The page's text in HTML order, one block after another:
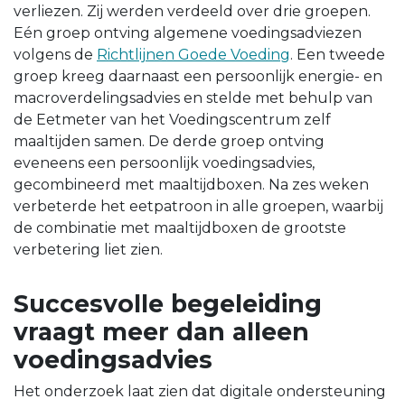
verliezen. Zij werden verdeeld over drie groepen.
Eén groep ontving algemene voedingsadviezen
volgens de Richtlijnen Goede Voeding. Een tweede
groep kreeg daarnaast een persoonlijk energie- en
macroverdelingsadvies en stelde met behulp van
de Eetmeter van het Voedingscentrum zelf
maaltijden samen. De derde groep ontving
eveneens een persoonlijk voedingsadvies,
gecombineerd met maaltijdboxen. Na zes weken
verbeterde het eetpatroon in alle groepen, waarbij
de combinatie met maaltijdboxen de grootste
verbetering liet zien.
Succesvolle begeleiding
vraagt meer dan alleen
voedingsadvies
Het onderzoek laat zien dat digitale ondersteuning